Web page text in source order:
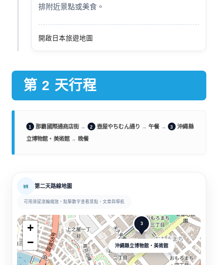
排附近景點或美食。
開啟日本旅遊地圖
第 2 天行程
1 那霸國際通商店街 → 2 壺屋やちむん通り → 午餐 → 3 沖繩縣
立博物館・美術館 → 晚餐
第二天路線地圖
可用滑鼠滾輪縮放，點擊數字查看景點、文章與導航
3
沖繩縣立博物館・美術館
+
−